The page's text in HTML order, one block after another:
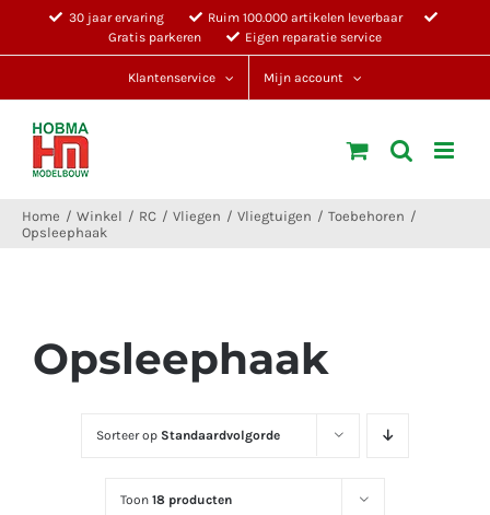
30 jaar ervaring
Ruim 100.000 artikelen leverbaar
Gratis parkeren
Eigen reparatie service
Klantenservice Mijn account
Home Winkel RC Vliegen Vliegtuigen
Toebehoren
Opsleephaak
Opsleephaak
Sorteer op Standaardvolgorde
Toon18 producten